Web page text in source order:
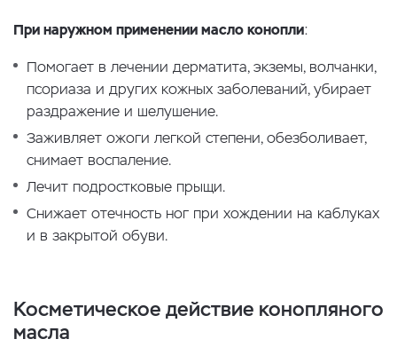
При наружном применении масло конопли:
Помогает в лечении дерматита, экземы, волчанки,
псориаза и других кожных заболеваний, убирает
раздражение и шелушение.
Заживляет ожоги легкой степени, обезболивает,
снимает воспаление.
Лечит подростковые прыщи.
Снижает отечность ног при хождении на каблуках
и в закрытой обуви.
Косметическое действие конопляного
масла